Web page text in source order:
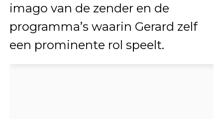
imago van de zender en de
programma’s waarin Gerard zelf
een prominente rol speelt.